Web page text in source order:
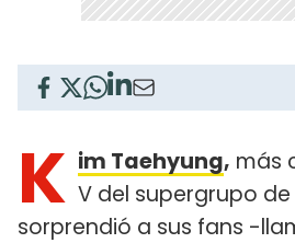
K im Taehyung, más
V del supergrupo de
sorprendió a sus fans -